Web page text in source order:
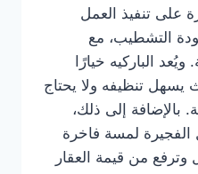
على تنفيذ العمل
التشطيب، مع
ويُعد الباركيه خيارًا
يسهل تنظيفه ولا يحتاج
بالإضافة إلى ذلك،
الفجيرة لمسة فاخرة
من قيمة العقار